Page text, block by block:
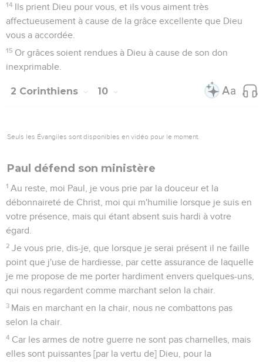
14 Ils prient Dieu pour vous, et ils vous aiment très
affectueusement à cause de la grâce excellente que Dieu
vous a accordée.
15 Or grâces soient rendues à Dieu à cause de son don
inexprimable.
2 Corinthiens 10
Seuls les Évangiles sont disponibles en vidéo pour le moment.
Paul défend son ministère
1 Au reste, moi Paul, je vous prie par la douceur et la
débonnaireté de Christ, moi qui m'humilie lorsque je suis en
votre présence, mais qui étant absent suis hardi à votre
égard.
2 Je vous prie, dis-je, que lorsque je serai présent il ne faille
point que j'use de hardiesse, par cette assurance de laquelle
je me propose de me porter hardiment envers quelques-uns,
qui nous regardent comme marchant selon la chair.
3 Mais en marchant en la chair, nous ne combattons pas
selon la chair.
4 Car les armes de notre guerre ne sont pas charnelles, mais
elles sont puissantes [par la vertu de] Dieu, pour la